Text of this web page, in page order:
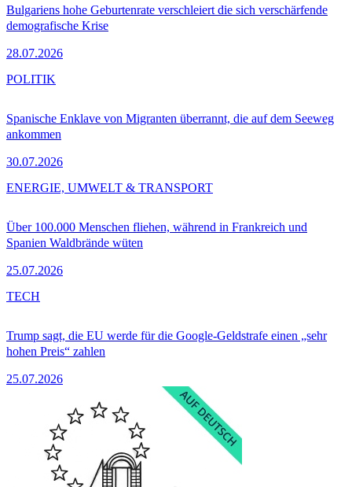
Bulgariens hohe Geburtenrate verschleiert die sich verschärfende
demografische Krise
28.07.2026
Spanische Enklave von Migranten überrannt, die auf dem Seeweg
ankommen
30.07.2026
POLITIK
Über 100.000 Menschen fliehen, während in Frankreich und
Spanien Waldbrände wüten
25.07.2026
ENERGIE, UMWELT & TRANSPORT
Trump sagt, die EU werde für die Google-Geldstrafe einen „sehr
hohen Preis“ zahlen
25.07.2026
TECH